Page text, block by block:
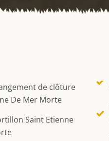
de clôture
De Mer Morte
Saint Etienne